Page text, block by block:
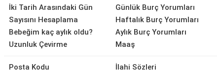
İki Tarih Arasındaki Gün
Sayısını Hesaplama
Bebeğim kaç aylık oldu?
Uzunluk Çevirme
Günlük Burç Yorumları
Haftalık Burç Yorumları
Aylık Burç Yorumları
Maaş
Posta Kodu
İlahi Sözleri